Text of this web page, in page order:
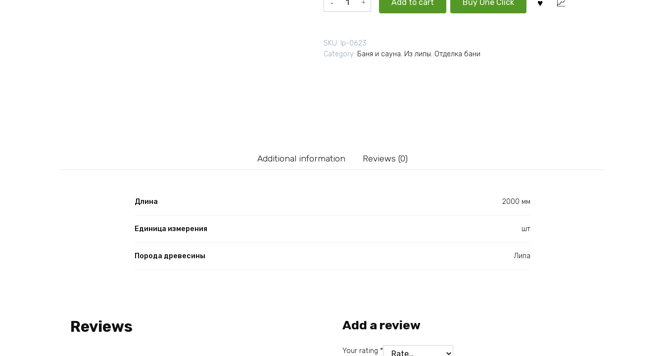
липа
26x26x2000
мм
Add to cart Buy One Click
SKU: lp-0623
Category: Баня и сауна, Из липы, Отделка бани
Additional information Reviews (0)
Длина 2000 мм
Единица измерения шт
Порода древесины Липа
Reviews Add a review
Your rating *